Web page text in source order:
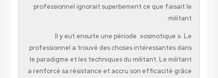
professionnel ignorait superbement ce que faisait le
militant.
Il y eut ensuite une période »osmotique ». Le
professionnel a trouvé des choses intéressantes dans
le paradigme et les techniques du militant. Le militant
a renforcé sa résistance et accru son efficacité grâce